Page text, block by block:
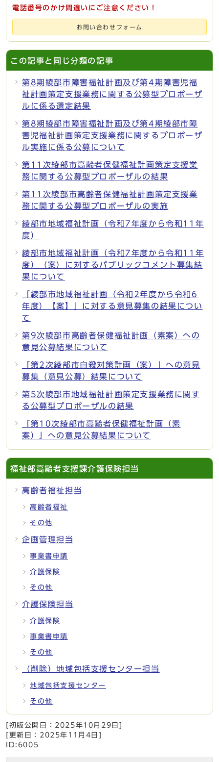
電話番号のかけ間違いにご注意ください！
お問い合わせフォーム
この記事と同じ分類の記事
第8期綾部市障害福祉計画及び第4期障害児福
祉計画策定支援業務に関する公募型プロポーザ
ルに係る選定結果
第8期綾部市障害福祉計画及び第4期綾部市障
害児福祉計画策定支援業務に関するプロポーザ
ル実施に係る公募について
第11次綾部市高齢者保健福祉計画策定支援業
務に関する公募型プロポーザルの結果
第11次綾部市高齢者保健福祉計画策定支援業
務に関する公募型プロポーザルの実施
綾部市地域福祉計画（令和7年度から令和11年
度）
綾部市地域福祉計画（令和7年度から令和11年
度）（案）に対するパブリックコメント募集結
果について
「綾部市地域福祉計画（令和2年度から令和6
年度）【案】」に対する意見募集の結果につい
て
第9次綾部市高齢者保健福祉計画（素案）への
意見公募結果について
「第2次綾部市自殺対策計画（案）」への意見
募集（意見公募）結果について
第5次綾部市地域福祉計画策定支援業務に関す
る公募型プロポーザルの結果
「第10次綾部市高齢者保健福祉計画（素
案）」への意見公募結果について
福祉部高齢者支援課介護保険担当
高齢者福祉担当
高齢者福祉
その他
企画管理担当
事業書申請
介護保険
その他
介護保険担当
介護保険
事業書申請
その他
（削除）地域包括支援センター担当
地域包括支援センター
その他
[初版公開日： 2025年10月29日
[更新日： 2025年11月4日
ID:6005